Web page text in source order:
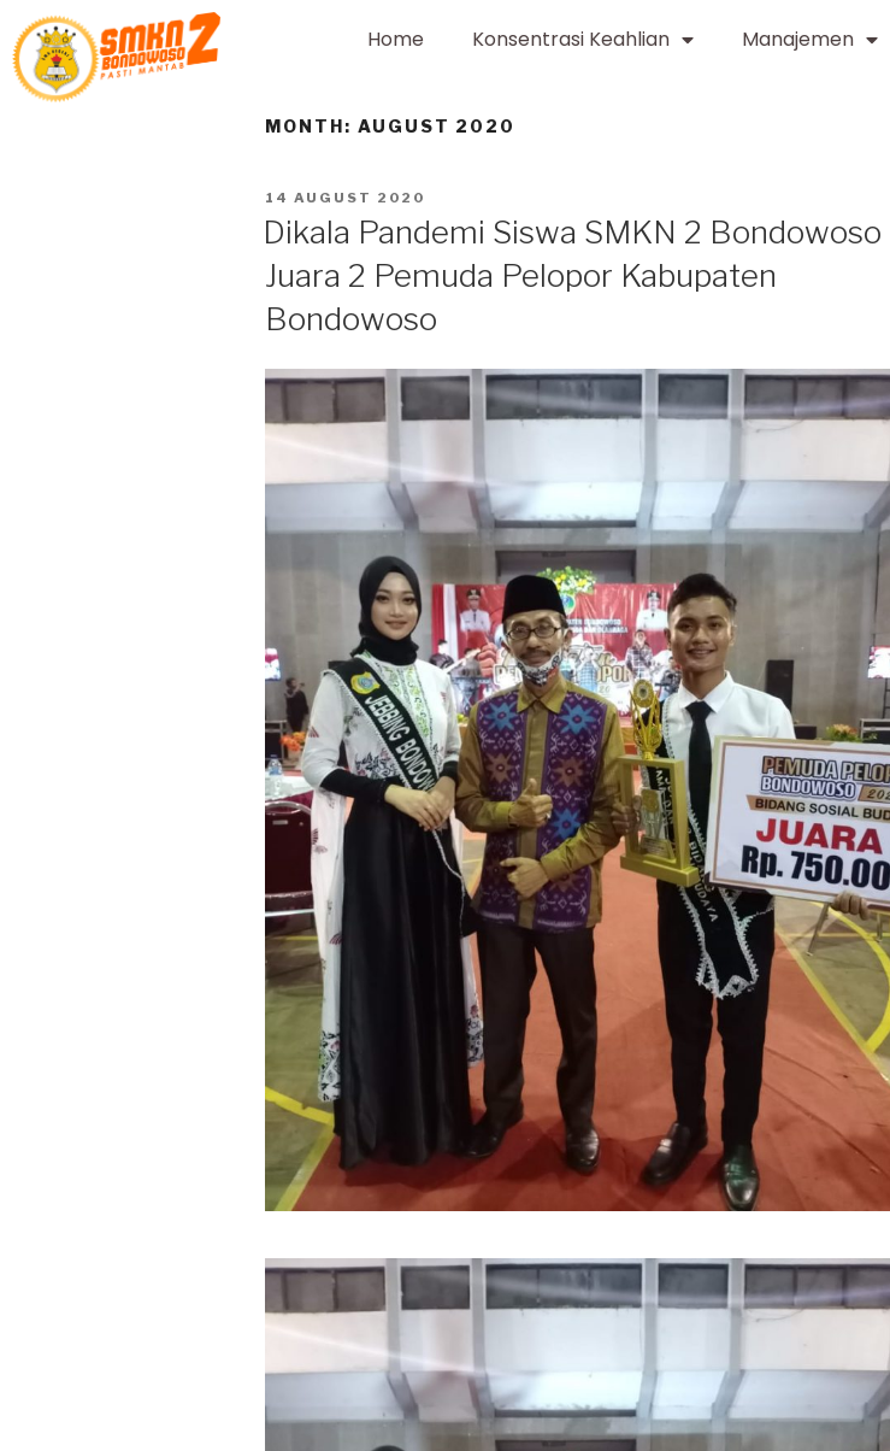
Home Konsentrasi Keahlian Manajemen
MONTH: AUGUST 2020
14 AUGUST 2020
Dikala Pandemi Siswa SMKN 2 Bondowoso
Juara 2 Pemuda Pelopor Kabupaten
Bondowoso